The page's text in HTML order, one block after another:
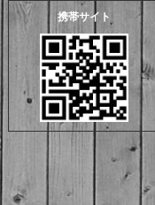
携帯サイト